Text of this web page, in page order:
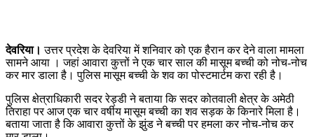
देवरिया। उत्तर प्रदेश के देवरिया में शनिवार को एक हैरान कर देने वाला मामला
सामने आया । जहां आवारा कुत्तों ने एक चार साल की मासूम बच्ची को नोच-नोच
कर मार डाला है। पुलिस मासूम बच्ची के शव का पोस्टमार्टम करा रही है।
पुलिस क्षेत्राधिकारी सदर रेड्डी ने बताया कि सदर कोतवाली क्षेत्र के अमेठी
तिराहा पर आज एक चार वर्षीय मासूम बच्ची का शव सड़क के किनारे मिला है।
बताया जाता है कि आवारा कुत्तों के झुंड ने बच्ची पर हमला कर नोच-नोच कर